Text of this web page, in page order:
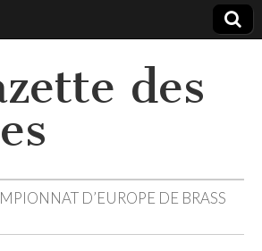
des
D’EUROPE DE BRASS